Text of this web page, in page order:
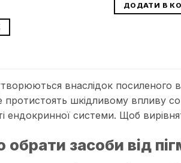
ДОДАТИ В
внаслідок посиленого
протистоять шкідливому впливу
ендокринної системи. Щоб
засоби від